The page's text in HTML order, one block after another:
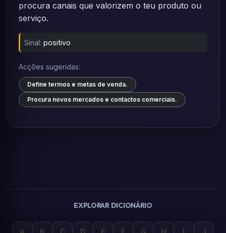
procura canais que valorizem o teu produto ou
serviço.
Sinal: positivo
Acções sugeridas:
Define termos e metas de venda.
Procura novos mercados e contactos comerciais.
EXPLORAR DICIONÁRIO